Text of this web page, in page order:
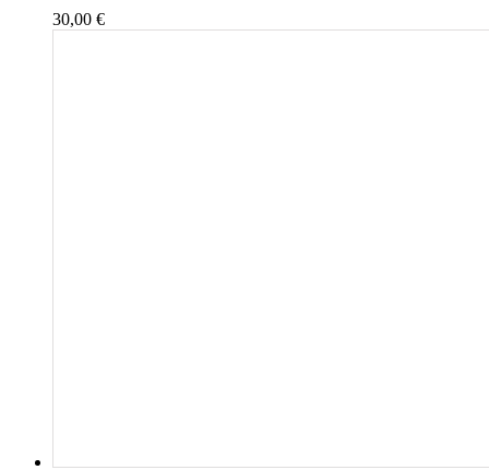
30,00 €